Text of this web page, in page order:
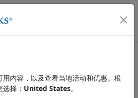
切换
击此处可查看最新英文版本。
内容，以及查看当地活动和优惠。根
择： United States。